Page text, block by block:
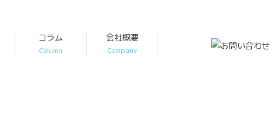
コラム
Column
会社概要
Company